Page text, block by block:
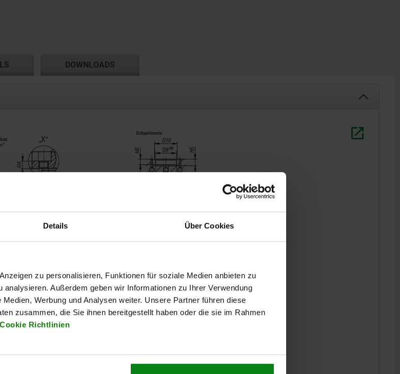
Details Über Cookies
zu personalisieren, Funktionen für soziale Medien anbieten zu
Außerdem geben wir Informationen zu Ihrer Verwendung
Werbung und Analysen weiter. Unsere Partner führen diese
zusammen, die Sie ihnen bereitgestellt haben oder die sie im Rahmen
Cookie Richtlinien
DOWNLOADS